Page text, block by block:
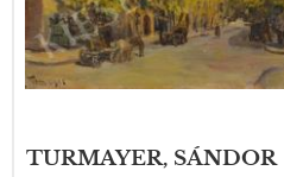
TURMAYER, SÁNDOR